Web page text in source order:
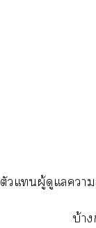
ตัวแผู้ดูแลา
บ้า